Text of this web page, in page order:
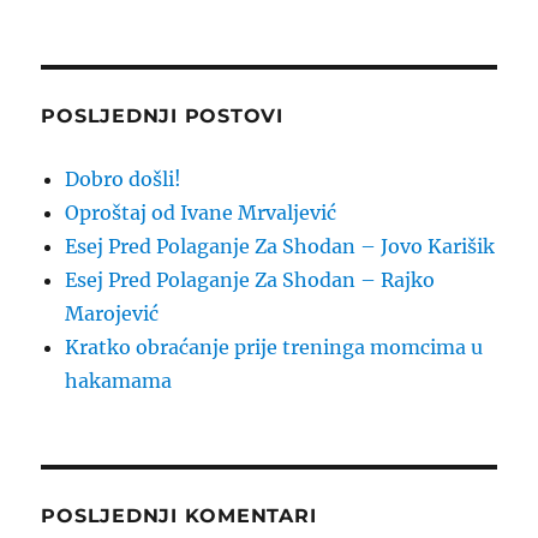
POSLJEDNJI POSTOVI
Dobro došli!
Oproštaj od Ivane Mrvaljević
Esej Pred Polaganje Za Shodan – Jovo Karišik
Esej Pred Polaganje Za Shodan – Rajko
Marojević
Kratko obraćanje prije treninga momcima u
hakamama
POSLJEDNJI KOMENTARI